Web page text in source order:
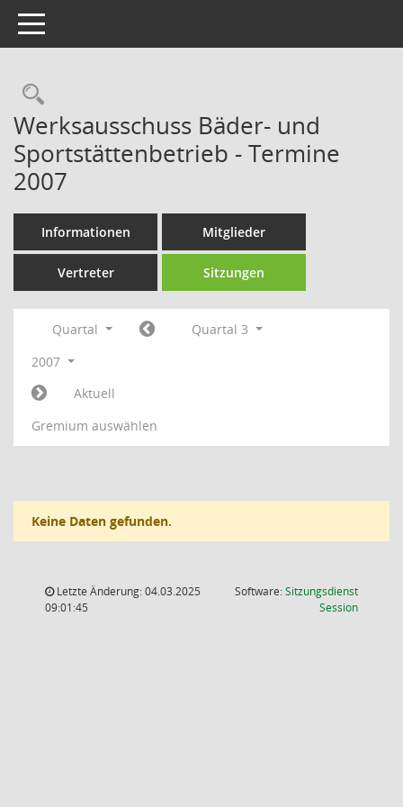
Toggle navigation
Rechercheauswahl
Werksausschuss Bäder- und
Sportstättenbetrieb - Termine
2007
Informationen Mitglieder
Vertreter Sitzungen
Quartal
Quartal 3
2007
Aktuell
Gremium auswählen
Keine Daten gefunden.
Letzte Änderung: 04.03.2025
09:01:45
Software:Sitzungsdienst
Session(Wird in